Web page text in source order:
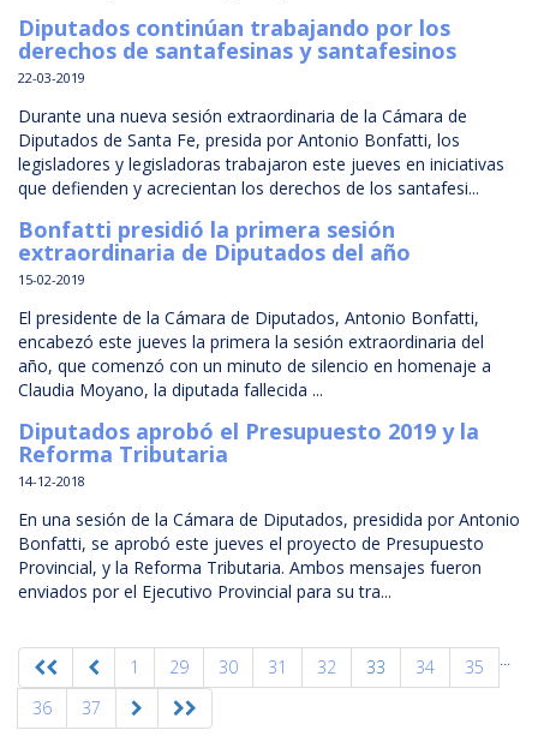
Diputados continúan trabajando por los
derechos de santafesinas y santafesinos
22-03-2019
Durante una nueva sesión extraordinaria de la Cámara de
Diputados de Santa Fe, presida por Antonio Bonfatti, los
legisladores y legisladoras trabajaron este jueves en iniciativas
que defienden y acrecientan los derechos de los santafesi...
Bonfatti presidió la primera sesión
extraordinaria de Diputados del año
15-02-2019
El presidente de la Cámara de Diputados, Antonio Bonfatti,
encabezó este jueves la primera la sesión extraordinaria del
año, que comenzó con un minuto de silencio en homenaje a
Claudia Moyano, la diputada fallecida ...
Diputados aprobó el Presupuesto 2019 y la
Reforma Tributaria
14-12-2018
En una sesión de la Cámara de Diputados, presidida por Antonio
Bonfatti, se aprobó este jueves el proyecto de Presupuesto
Provincial, y la Reforma Tributaria. Ambos mensajes fueron
enviados por el Ejecutivo Provincial para su tra...
1 ...
29 30 31 32 33 34
35
36
37